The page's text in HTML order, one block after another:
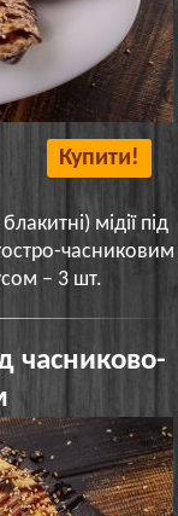
Купити!
мідії під
часниковим
– 3 шт.
часниково-